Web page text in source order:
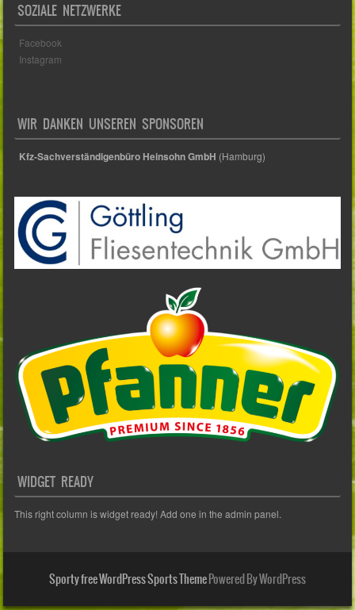
SOZIALE NETZWERKE
Facebook
Instagram
WIR DANKEN UNSEREN SPONSOREN
Kfz-Sachverständigenbüro Heinsohn GmbH (Hamburg)
WIDGET READY
This right column is widget ready! Add one in the admin panel.
Sporty free WordPress Sports ThemePowered By WordPress